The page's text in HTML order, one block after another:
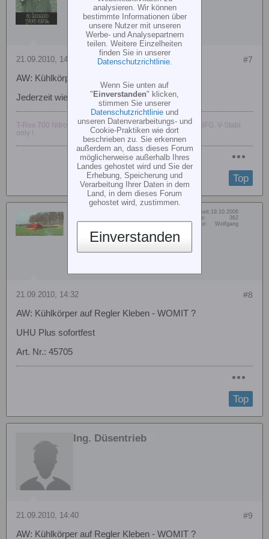
#7
21.09.2010, 14:32
AW: Kühlkörper auf Regler Kleben - WOMIT ?
Jederzeit wieder...viel Erfolg !
T-Rex 700 Nitro, T-Rex 600 Nitro / 600 ESP, T-Rex 500, T8FG. V-Stabi
only !
Top
Dabei seit: 19.10.2006
Beiträge:
362
Vorname:
Wolfgang
#8
21.09.2010, 14:32
AW: Kühlkörper auf Regler Kleben - WOMIT ?
UHU Plus sofortfest
Art. Nr.: 45705
Top
Ing. Düsentrieb
#9
21.09.2010, 14:40
AW: Kühlkörper auf Regler Kleben - WOMIT ?
analysieren. Wir können
bestimmte Informationen über
unsere Nutzer mit unseren
Werbe- und Analysepartnern
teilen. Weitere Einzelheiten
finden Sie in unserer
Datenschutzrichtlinie.
Wenn Sie unten auf
"Einverstanden" klicken,
stimmen Sie unserer
Datenschutzrichtlinie und
unseren Datenverarbeitungs- und
Cookie-Praktiken wie dort
beschrieben zu. Sie erkennen
außerdem an, dass dieses Forum
möglicherweise außerhalb Ihres
Landes gehostet wird und Sie der
Erhebung, Speicherung und
Verarbeitung Ihrer Daten in dem
Land, in dem dieses Forum
gehostet wird, zustimmen.
Einverstanden